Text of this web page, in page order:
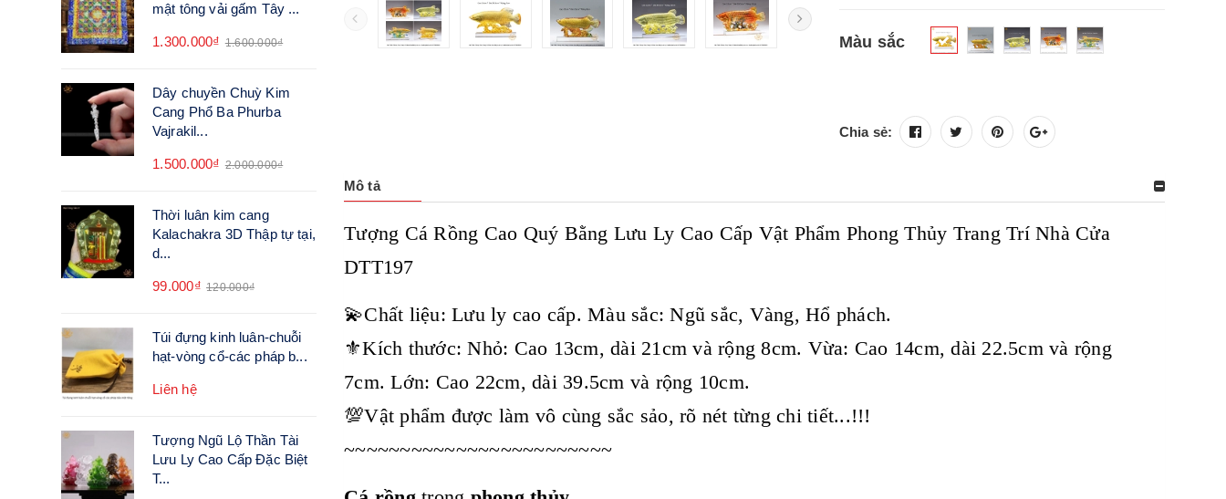
mật tông vải gấm Tây ...
1.300.000₫ 1.600.000₫
Dây chuyền Chuỳ Kim
Cang Phổ Ba Phurba
Vajrakil...
1.500.000₫ 2.000.000₫
Thời luân kim cang
Kalachakra 3D Thập tự tại,
d...
99.000₫ 120.000₫
Túi đựng kinh luân-chuỗi
hạt-vòng cổ-các pháp b...
Liên hệ
Tượng Ngũ Lộ Thần Tài
Lưu Ly Cao Cấp Đặc Biệt
T...
Màu sắc
Chia sẻ:
Mô tả
Tượng Cá Rồng Cao Quý Bằng Lưu Ly Cao Cấp Vật Phẩm Phong Thủy Trang Trí Nhà Cửa
DTT197
💫Chất liệu: Lưu ly cao cấp. Màu sắc: Ngũ sắc, Vàng, Hổ phách.
⚜️Kích thước: Nhỏ: Cao 13cm, dài 21cm và rộng 8cm. Vừa: Cao 14cm, dài 22.5cm và rộng
7cm. Lớn: Cao 22cm, dài 39.5cm và rộng 10cm.
💯Vật phẩm được làm vô cùng sắc sảo, rõ nét từng chi tiết...!!!
~~~~~~~~~~~~~~~~~~~~~~~~